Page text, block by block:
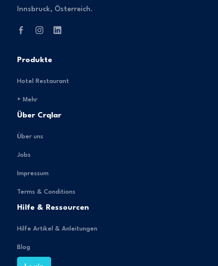
Innsbruck, Österreich.
Produkte
Hotel Restaurant
+ Mehr
Über Crqlar
Über uns
Jobs
Impressum
Terms & Conditions
Hilfe & Ressourcen
Hilfe Artikel & Anleitungen
Blog